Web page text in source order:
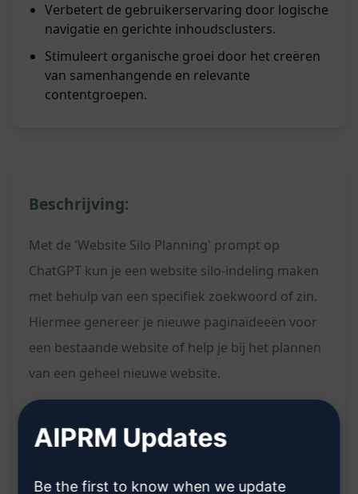
Verbetert de gebruikerservaring door logische
navigatie en gerichte inhoudsclusters.
Stimuleert organische groei door het creëren
van samenhangende en relevante
contentgroepen.
Beschrijving:
Met de 'Website Silo Planning' prompt op
ChatGPT kun je een website silo-indeling maken
met behulp van een specifiek zoekwoord of zin.
Hiermee genereer je nieuwe paginaïdeeën voor
een bestaande website of help je bij het plannen
van een geheel nieuwe website.
Kenmerken:
AIPRM Updates
Be the first to know when we update